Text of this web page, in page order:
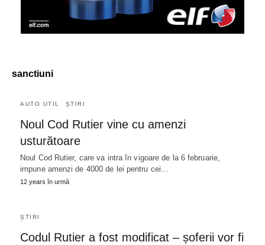
sanctiuni
AUTO UTIL ȘTIRI
Noul Cod Rutier vine cu amenzi
usturătoare
Noul Cod Rutier, care va intra în vigoare de la 6 februarie,
impune amenzi de 4000 de lei pentru cei…
12 years în urmă
ȘTIRI
Codul Rutier a fost modificat – șoferii vor fi